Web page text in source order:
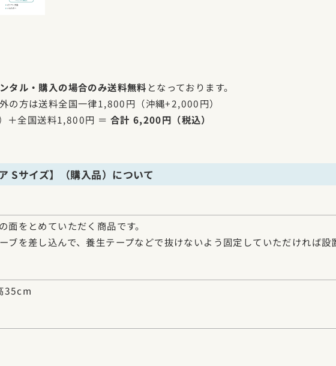
タル・購入の場合のみ送料無料 となっております。
の方は送料全国一律1,800円（沖縄+2,000円）
＋全国送料1,800円 ＝ 合計 6,200円（税込）
Sサイズ】（購入品）について
面をとめていただく商品です。
ブを差し込んで、養生テープなどで抜けないよう固定していただければ設
35cm